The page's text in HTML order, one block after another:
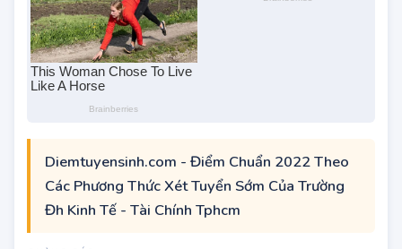
Diemtuyensinh.com - Điểm Chuẩn 2022 Theo
Các Phương Thức Xét Tuyển Sớm Của Trường
Đh Kinh Tế - Tài Chính Tphcm